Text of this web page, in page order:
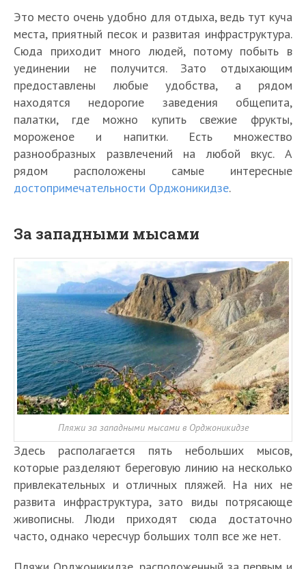
Это место очень удобно для отдыха, ведь тут куча
места, приятный песок и развитая инфраструктура.
Сюда приходит много людей, потому побыть в
уединении не получится. Зато отдыхающим
предоставлены любые удобства, а рядом
находятся недорогие заведения общепита,
палатки, где можно купить свежие фрукты,
мороженое и напитки. Есть множество
разнообразных развлечений на любой вкус. А
рядом расположены самые интересные
достопримечательности Орджоникидзе.
За западными мысами
Пляжи за западными мысами в Орджоникидзе
Здесь располагается пять небольших мысов,
которые разделяют береговую линию на несколько
привлекательных и отличных пляжей. На них не
развита инфраструктура, зато виды потрясающе
живописны. Люди приходят сюда достаточно
часто, однако чересчур больших толп все же нет.